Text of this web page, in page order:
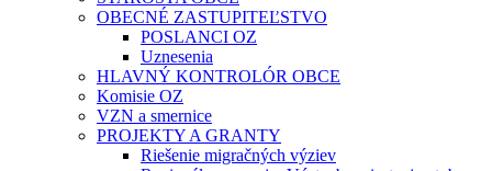
OBECNÉ ZASTUPITEĽSTVO
POSLANCI OZ
Uznesenia
HLAVNÝ KONTROLÓR OBCE
Komisie OZ
VZN a smernice
PROJEKTY A GRANTY
Riešenie migračných výziev